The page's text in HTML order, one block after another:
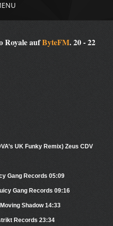
Royale aufByteFM. 20 - 22
UK Funky Remix) Zeus CDV
Gang Records 05:09
Gang Records 09:16
Shadow 14:33
Records 23:34